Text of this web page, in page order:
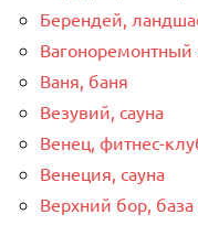
Берендей,
Вагоноремонтный
Ваня, баня
Везувий, сауна
Венец, фитнес-
Венеция, сауна
Верхний бор,